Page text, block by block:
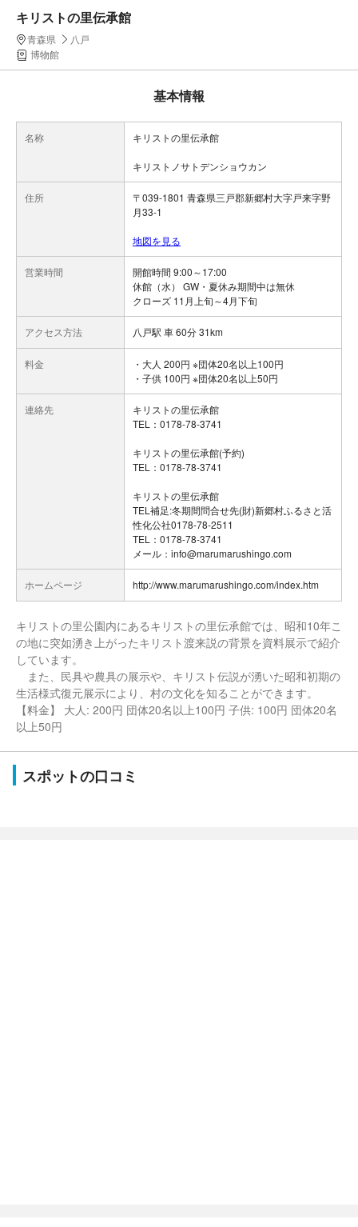
キリストの里伝承館
青森県
八戸
博物館
基本情報
名称 キリストの里伝承館
キリストノサトデンショウカン
住所
〒039-1801 青森県三戸郡新郷村大字戸来字野
月33-1
地図を見る
営業時間
開館時間 9:00～17:00
休館（水） GW・夏休み期間中は無休
クローズ 11月上旬～4月下旬
アクセス方法 八戸駅 車 60分 31km
料金
・大人 200円 ※団体20名以上100円
・子供 100円 ※団体20名以上50円
連絡先
キリストの里伝承館
TEL：0178-78-3741
キリストの里伝承館(予約)
TEL：0178-78-3741
キリストの里伝承館
TEL補足:冬期間問合せ先(財)新郷村ふるさと活
性化公社0178-78-2511
TEL：0178-78-3741
メール：info@marumarushingo.com
ホームページ http://www.marumarushingo.com/index.htm
キリストの里公園内にあるキリストの里伝承館では、昭和10年こ
の地に突如湧き上がったキリスト渡来説の背景を資料展示で紹介
しています。
また、民具や農具の展示や、キリスト伝説が湧いた昭和初期の
生活様式復元展示により、村の文化を知ることができます。
【料金】 大人: 200円 団体20名以上100円 子供: 100円 団体20名
以上50円
スポットの口コミ